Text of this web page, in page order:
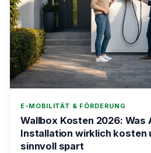
E-MOBILITÄT & FÖRDERUNG
Wallbox Kosten 2026: Was
Installation wirklich kosten
sinnvoll spart